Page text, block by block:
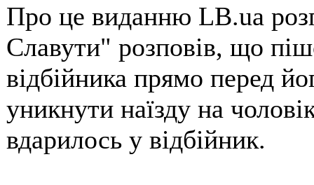
Про це виданню LB.ua
Славути" розповів, що
відбійника прямо перед
уникнути наїзду на
вдарилось у відбійник.